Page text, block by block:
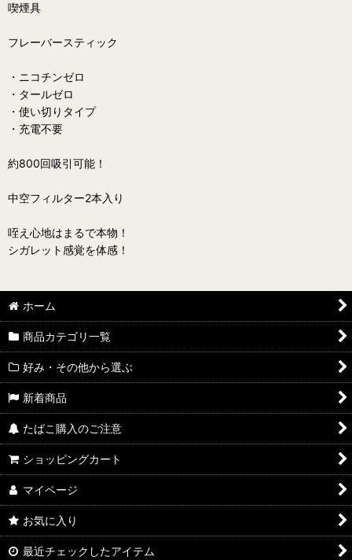
喫煙具
フレーバースティック
・ニコチンゼロ
・タールゼロ
・使い切りタイプ
・充電不要
約800回吸引可能！
中空フィルター2本入り
咥え心地はまるで本物！
シガレット感覚を体感！
ホーム
商品カテゴリ一覧
好み・その他から選ぶ
新着商品
たばこ購入のご注意
ショッピングカート
マイページ
お気に入り
最近チェックしたアイテム